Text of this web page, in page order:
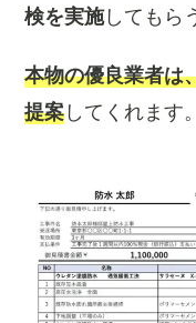
検を実施してもら
本物の優良業者は
提案してくれます。